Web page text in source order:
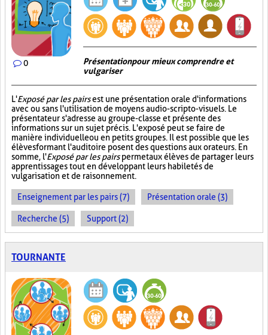
0
Présentation pour mieux comprendre et
vulgariser
L'Exposé par les pairsest une présentation orale d'informations
avec ou sans l'utilisation de moyens audio-scripto-visuels. Le
présentateur s'adresse au groupe-classe et présente des
informations sur un sujet précis. L'exposé peut se faire de
manière individuelle ou en petits groupes. Il est possible que les
élèves formant l'auditoire posent des questions aux orateurs. En
somme, l'Exposé par les pairspermet aux élèves de partager leurs
apprentissages tout en développant leurs habiletés de
vulgarisation et de raisonnement.
Enseignement par les pairs (7) Présentation orale (3)
Recherche (5) Support (2)
TOURNANTE